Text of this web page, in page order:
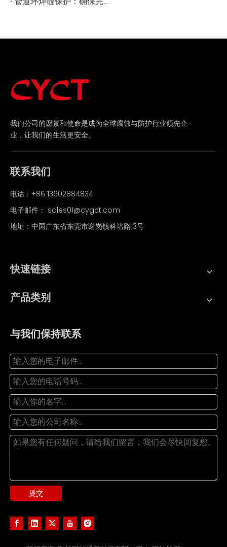
我们公司的愿景和使命是成为全球腐蚀与防护行业领先企
业，让我们的生活更安全。
联系我们
电话：+86 13602884834
电子邮件： sales01@cygct.com
地址：中国广东省东莞市谢岗镇科培路13号
快速链接
产品类别
与我们保持联系
提交